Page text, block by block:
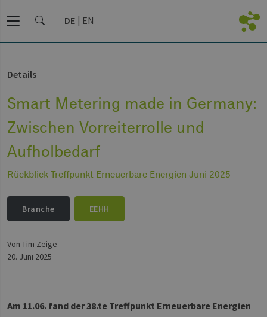
DE EN
Details
Smart Metering made in Germany:
Zwischen Vorreiterrolle und
Aufholbedarf
Rückblick Treffpunkt Erneuerbare Energien Juni 2025
Branche EEHH
Am 11.06. fand der 38.te Treffpunkt Erneuerbare Energien
von Tim Zeige
20. Juni 2025